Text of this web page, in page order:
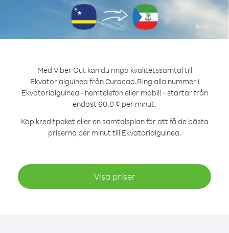
Med Viber Out kan du ringa kvalitetssamtal till
Ekvatorialguinea från Curacao.Ring alla nummer i
Ekvatorialguinea - hemtelefon eller mobil! - startar från
endast 60.0 ¢ per minut.
Köp kreditpaket eller en samtalsplan för att få de bästa
priserna per minut till Ekvatorialguinea.
Visa priser